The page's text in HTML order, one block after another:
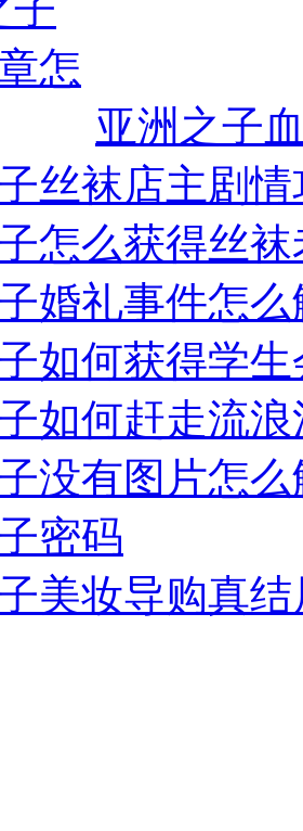
亚洲之子
丝袜店主剧
怎么获得丝
婚礼事件怎么
如何获得学
如何赶走流浪
没有图片怎么
密码
美妆导购真